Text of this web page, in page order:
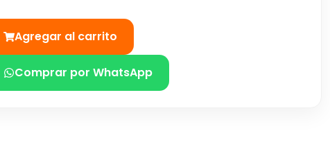
Agregar al carrito
Comprar por WhatsApp